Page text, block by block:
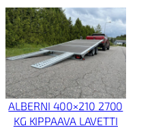
ALBERNI 400×210 2700
KG KIPPAAVA LAVETTI